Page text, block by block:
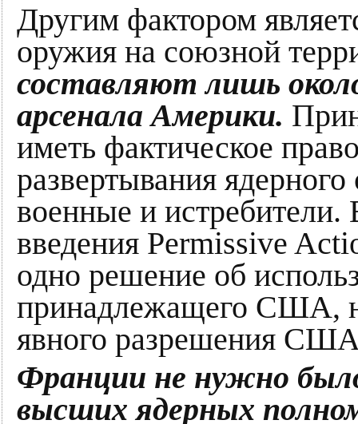
Другим фактором
оружия на союзной
составляют лишь
арсенала Америки.
иметь фактическое
развертывания
военные и
введения Permissive
одно решение об
принадлежащего США,
явного разрешения
Франции не нужно
высших ядерных